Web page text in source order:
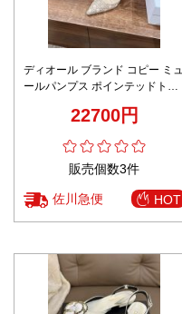
ディオール ブランド コピー ミュ
ールパンプス ポインテッドトゥ
22700円
販売個数3件
佐川急便 HOT